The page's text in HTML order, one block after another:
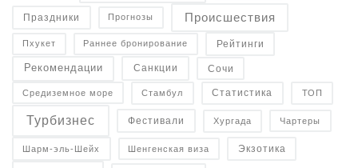
Праздники Прогнозы Происшествия
Пхукет Раннее бронирование Рейтинги
Рекомендации Санкции Сочи
Средиземное море Стамбул Статистика ТОП
Турбизнес Фестивали Хургада Чартеры
Шарм-эль-Шейх Шенгенская виза Экзотика